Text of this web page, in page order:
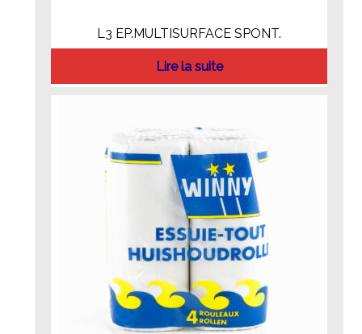
L3 EP.MULTISURFACE SPONT.
Lire la suite